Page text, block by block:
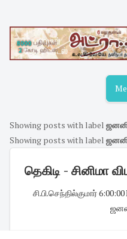
content
Showing posts with label
Showing posts with label
தெகிடி - சினிமா
சி.பி.செந்தில்குமார்6:00:00